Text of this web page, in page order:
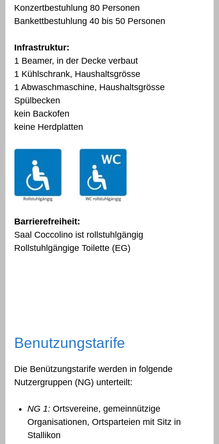
Konzertbestuhlung 80 Personen
Bankettbestuhlung 40 bis 50 Personen
Infrastruktur:
1 Beamer, in der Decke verbaut
1 Kühlschrank, Haushaltsgrösse
1 Abwaschmaschine, Haushaltsgrösse
Spülbecken
kein Backofen
keine Herdplatten
Barrierefreiheit:
Saal Coccolino ist rollstuhlgängig
Rollstuhlgängige Toilette (EG)
Benutzungstarife
Die Benützungstarife werden in folgende
Nutzergruppen (NG) unterteilt:
NG 1: Ortsvereine, gemeinnützige
Organisationen, Ortsparteien mit Sitz in
Stallikon